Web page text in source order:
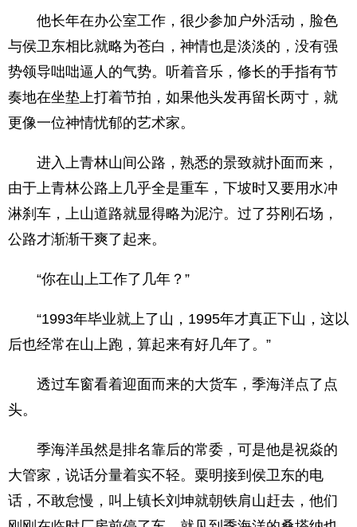
他长年在办公室工作，很少参加户外活动，脸色
与侯卫东相比就略为苍白，神情也是淡淡的，没有强
势领导咄咄逼人的气势。听着音乐，修长的手指有节
奏地在坐垫上打着节拍，如果他头发再留长两寸，就
更像一位神情忧郁的艺术家。
进入上青林山间公路，熟悉的景致就扑面而来，
由于上青林公路上几乎全是重车，下坡时又要用水冲
淋刹车，上山道路就显得略为泥泞。过了芬刚石场，
公路才渐渐干爽了起来。
“你在山上工作了几年？”
“1993年毕业就上了山，1995年才真正下山，这以
后也经常在山上跑，算起来有好几年了。”
透过车窗看着迎面而来的大货车，季海洋点了点
头。
季海洋虽然是排名靠后的常委，可是他是祝焱的
大管家，说话分量着实不轻。粟明接到侯卫东的电
话，不敢怠慢，叫上镇长刘坤就朝铁肩山赶去，他们